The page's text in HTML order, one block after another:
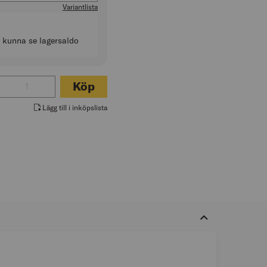
Variantlista
kunna se lagersaldo
Antal för YRKESSKO 78449 BARCODE O1 BOA
Köp
Lägg till i inköpslista